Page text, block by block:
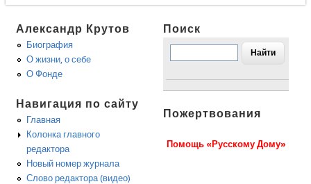
Александр Крутов
Биография
О жизни, о себе
О Фонде
Навигация по сайту
Главная
Колонка главного
редактора
Новый номер журнала
Слово редактора (видео)
Поиск
Пожертвования
Помощь «Русскому Дому»